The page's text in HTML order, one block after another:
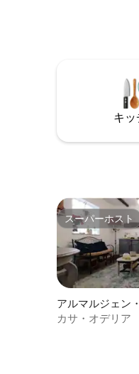
チ、カジノ、レ
薬局、ゴルフ
ができます。プ
トにはケーブル
ーム、2.5バス
チンが備わって
ビーチ、ポルト
キッ
スーパーホスト
スーパーホスト
アルマルジェン
ペロ・ピニェイ
カサ・オデリア